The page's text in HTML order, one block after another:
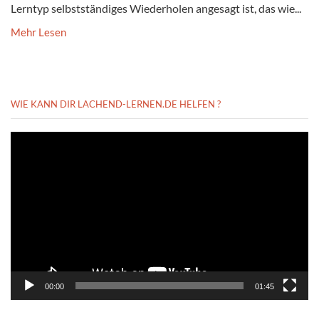
Lerntyp selbstständiges Wiederholen angesagt ist, das wie...
Mehr Lesen
WIE KANN DIR LACHEND-LERNEN.DE HELFEN ?
00:00 01:45